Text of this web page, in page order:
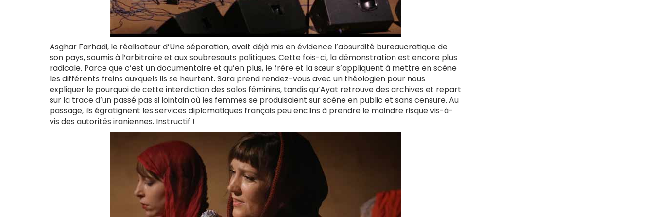
Asghar Farhadi, le réalisateur d’Une séparation, avait déjà mis en évidence l’absurdité bureaucratique de
son pays, soumis à l’arbitraire et aux soubresauts politiques. Cette fois-ci, la démonstration est encore plus
radicale. Parce que c’est un documentaire et qu’en plus, le frère et la sœur s’appliquent à mettre en scène
les différents freins auxquels ils se heurtent. Sara prend rendez-vous avec un théologien pour nous
expliquer le pourquoi de cette interdiction des solos féminins, tandis qu’Ayat retrouve des archives et repart
sur la trace d’un passé pas si lointain où les femmes se produisaient sur scène en public et sans censure. Au
passage, ils égratignent les services diplomatiques français peu enclins à prendre le moindre risque vis-à-
vis des autorités iraniennes. Instructif !